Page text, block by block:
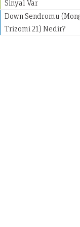
Sinyal Var
Down Sendromu
Trizomi 21) Nedir?